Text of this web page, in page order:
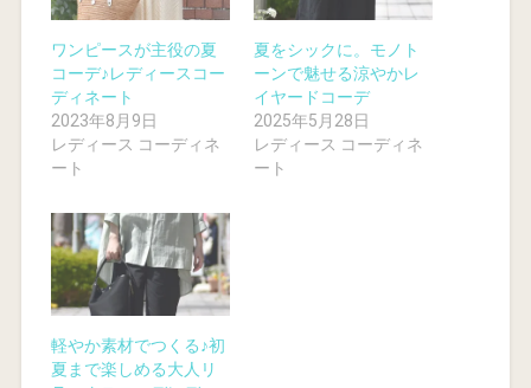
ワンピースが主役の夏
コーデ♪レディースコー
ディネート
2023年8月9日
レディース コーディネ
ート
夏をシックに。モノト
ーンで魅せる涼やかレ
イヤードコーデ
2025年5月28日
レディース コーディネ
ート
軽やか素材でつくる♪初
夏まで楽しめる大人リ